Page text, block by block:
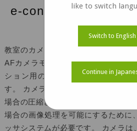
e-conSystems™が提
ーション
教室のカメラは、シンプルなスモー
AFカメラモジュールから、特定の
ション用のカスタムレンズモジュ
す。 カメラとは別に、スマート教室
場合の圧縮とエンコード、またはAR
場合の画像処理を可能にするために
ッサシステムが必要です。 カメラは
like to switch
Switch to English
Continue in